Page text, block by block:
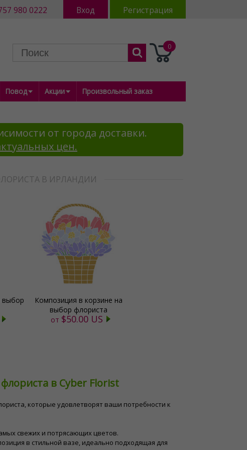
980 0222 Вход Регистрация
0
Повод Акции Произвольный заказ
от города доставки.
цен.
В ИРЛАНДИИ
выбор
Композиция в корзине на
выбор флориста
от $50.00 US
в Cyber ​​Florist
которые удовлетворят ваши потребности к
свежих и потрясающих цветов.
в стильной вазе, идеально подходящая для